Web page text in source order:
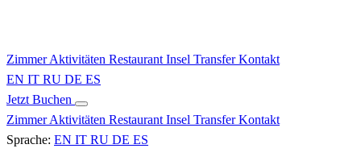
ZimmerAktivitäten Restaurant Insel TransferKontakt
EN IT RU DE ES
Jetzt Buchen
ZimmerAktivitäten Restaurant Insel TransferKontakt
Sprache: EN IT RU DE ES